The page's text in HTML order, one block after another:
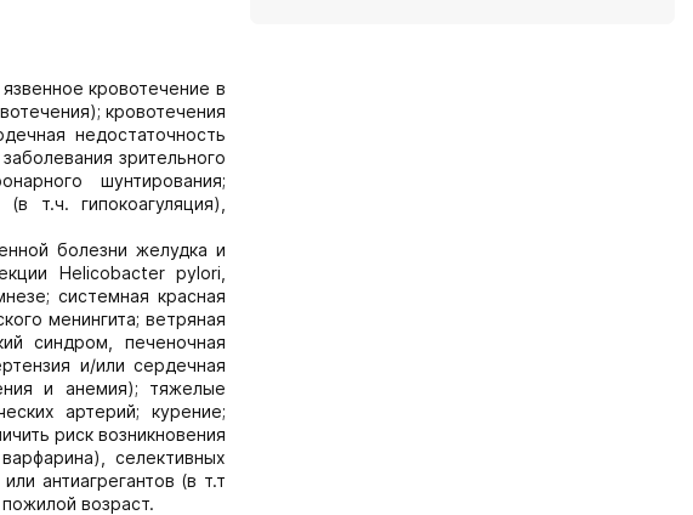
кровотечение в
кровотечения
недостаточность
зрительного
шунтирования;
т.ч. гипокоагуляция),
болезни желудка и
Helicobacter pylori,
системная красная
менингита; ветряная
синдром, печеночная
и/или сердечная
и анемия); тяжелые
артерий; курение;
риск возникновения
селективных
антиагрегантов (в т.т
возраст.